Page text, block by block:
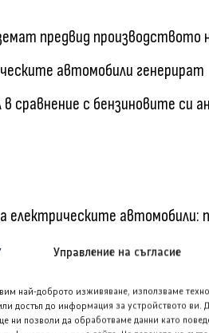
Управление на съгласие
най-доброто изживяване, използваме
достъп до информация за устройството ви.
ни позволи да обработваме данни като
предвид производството
автомобили генерират
сравнение с бензиновите си
електрическите автомобили:
производители от Toyota
което прави бъдещето на